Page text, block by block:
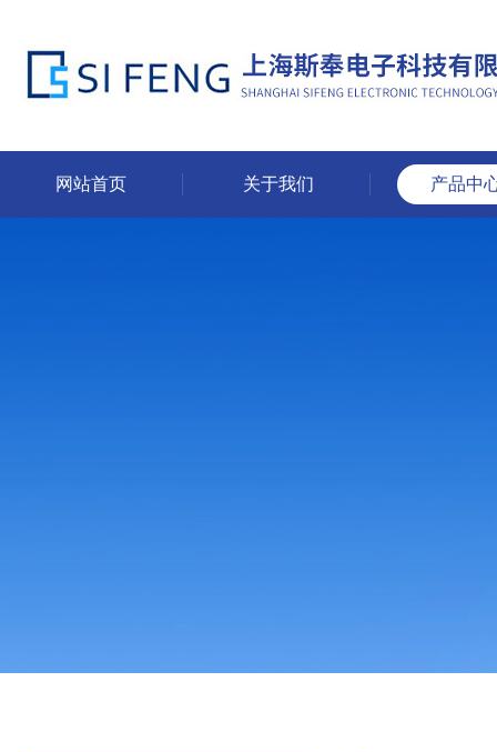
网站首页 关于我们 产品中